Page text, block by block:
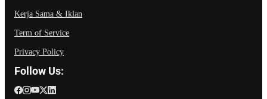
Kerja Sama & Iklan
Term of Service
Privacy Policy
Follow Us: